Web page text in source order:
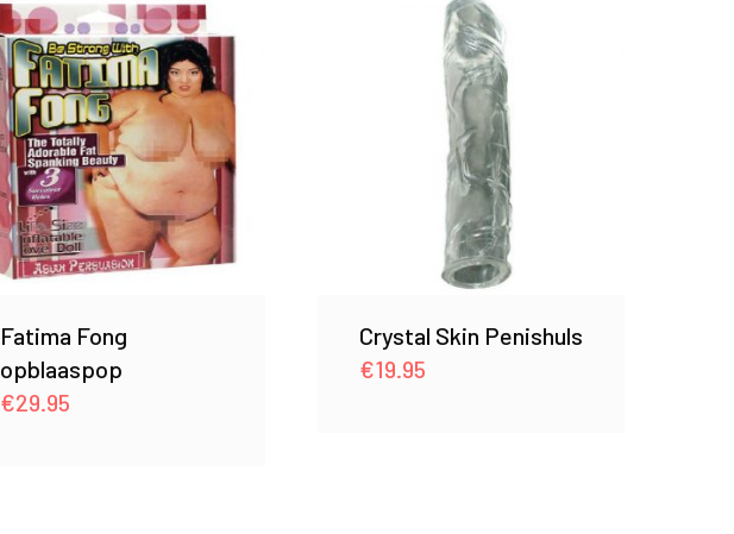
Fatima Fong
opblaaspop
€29.95
Crystal Skin Penishuls
€19.95